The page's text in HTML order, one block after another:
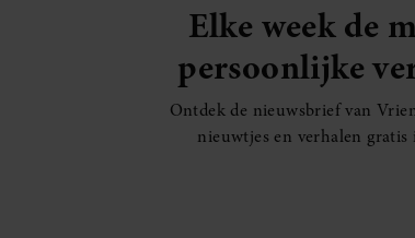
Elke week de
persoonlijke
Ontdek de nieuwsbrief van
nieuwtjes en verhalen